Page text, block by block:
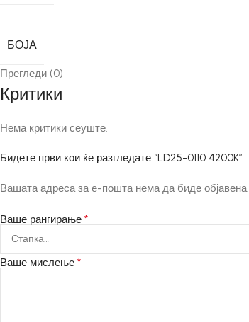
БОЈА
Прегледи (0)
Критики
Нема критики сеуште.
Бидете први кои ќе разгледате “LD25-0110 4200K”
Вашата адреса за е-пошта нема да биде објавена.
Ваше рангирање *
Ваше мислење *